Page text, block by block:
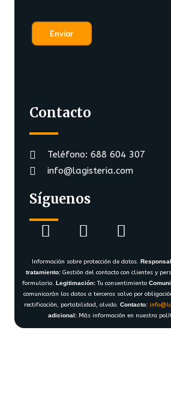
Contacto
Teléfono: 688 604 307
info@lagisteria.com
Síguenos
Información sobre protección de datos.
tratamiento: Gestión del contacto con clientes y
formulario. Legitimación:Tu consentimiento
comunicarán los datos a terceros salvo por
rectificación, portabilidad, olvido. Contacto:
adicional:Más información en nuestra